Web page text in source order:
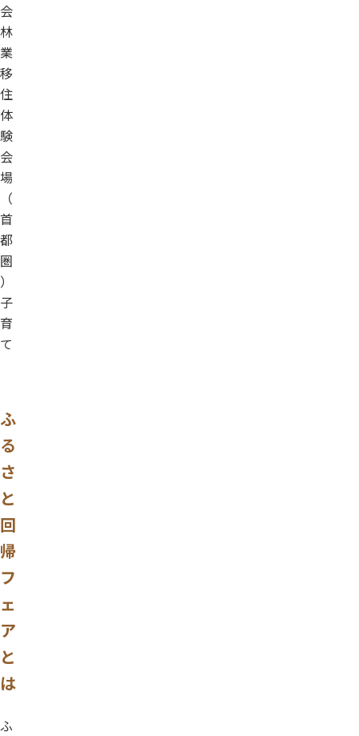
会
林
業
移
住
体
験
会
場
（
首
都
圏
）
子
育
て
ふ
る
さ
と
回
帰
フ
ェ
ア
と
は
ふ